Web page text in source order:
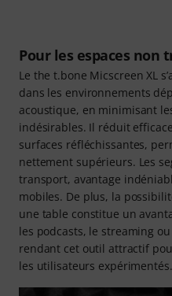
Pour les espaces non
Le the t.bone Micscreen XL
dans les environnements
acoustique, en minimisant
indésirables. Il réduit
surfaces réfléchissantes,
nettement supérieurs. Les
transport, avantage
mobiles. De plus, la
une table constitue un
les podcasts, le streaming
rendant cet outil attractif
les utilisateurs expérimentés.